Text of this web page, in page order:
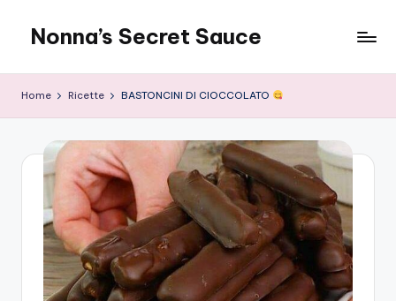
content
Nonna’s Secret Sauce
Home Ricette BASTONCINI DI CIOCCOLATO